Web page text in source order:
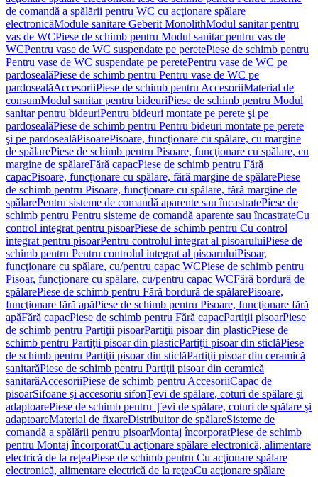
de comandă a spălării pentru WC cu acţionare spălare
electronicăModule sanitare Geberit MonolithModul sanitar pentru
vas de WCPiese de schimb pentru Modul sanitar pentru vas de
WCPentru vase de WC suspendate pe peretePiese de schimb pentru
Pentru vase de WC suspendate pe peretePentru vase de WC pe
pardosealăPiese de schimb pentru Pentru vase de WC pe
pardosealăAccesoriiPiese de schimb pentru AccesoriiMaterial de
consumModul sanitar pentru bideuriPiese de schimb pentru Modul
sanitar pentru bideuriPentru bideuri montate pe perete şi pe
pardosealăPiese de schimb pentru Pentru bideuri montate pe perete
şi pe pardosealăPisoarePisoare, funcţionare cu spălare, cu margine
de spălarePiese de schimb pentru Pisoare, funcţionare cu spălare, cu
margine de spălareFără capacPiese de schimb pentru Fără
capacPisoare, funcţionare cu spălare, fără margine de spălarePiese
de schimb pentru Pisoare, funcţionare cu spălare, fără margine de
spălarePentru sisteme de comandă aparente sau încastratePiese de
schimb pentru Pentru sisteme de comandă aparente sau încastrateCu
control integrat pentru pisoarPiese de schimb pentru Cu control
integrat pentru pisoarPentru controlul integrat al pisoaruluiPiese de
schimb pentru Pentru controlul integrat al pisoaruluiPisoar,
funcţionare cu spălare, cu/pentru capac WCPiese de schimb pentru
Pisoar, funcţionare cu spălare, cu/pentru capac WCFără bordură de
spălarePiese de schimb pentru Fără bordură de spălarePisoare,
funcţionare fără apăPiese de schimb pentru Pisoare, funcţionare fără
apăFără capacPiese de schimb pentru Fără capacPartiţii pisoarPiese
de schimb pentru Partiţii pisoarPartiţii pisoar din plasticPiese de
schimb pentru Partiţii pisoar din plasticPartiţii pisoar din sticlăPiese
de schimb pentru Partiţii pisoar din sticlăPartiţii pisoar din ceramică
sanitarăPiese de schimb pentru Partiţii pisoar din ceramică
sanitarăAccesoriiPiese de schimb pentru AccesoriiCapac de
pisoarSifoane şi accesoriu sifonŢevi de spălare, coturi de spălare şi
adaptoarePiese de schimb pentru Ţevi de spălare, coturi de spălare şi
adaptoareMaterial de fixareDistribuitor de spălareSisteme de
comandă a spălării pentru pisoarMontaj încorporatPiese de schimb
pentru Montaj încorporatCu acţionare spălare electronică, alimentare
electrică de la reţeaPiese de schimb pentru Cu acţionare spălare
electronică, alimentare electrică de la reţeaCu acţionare spălare